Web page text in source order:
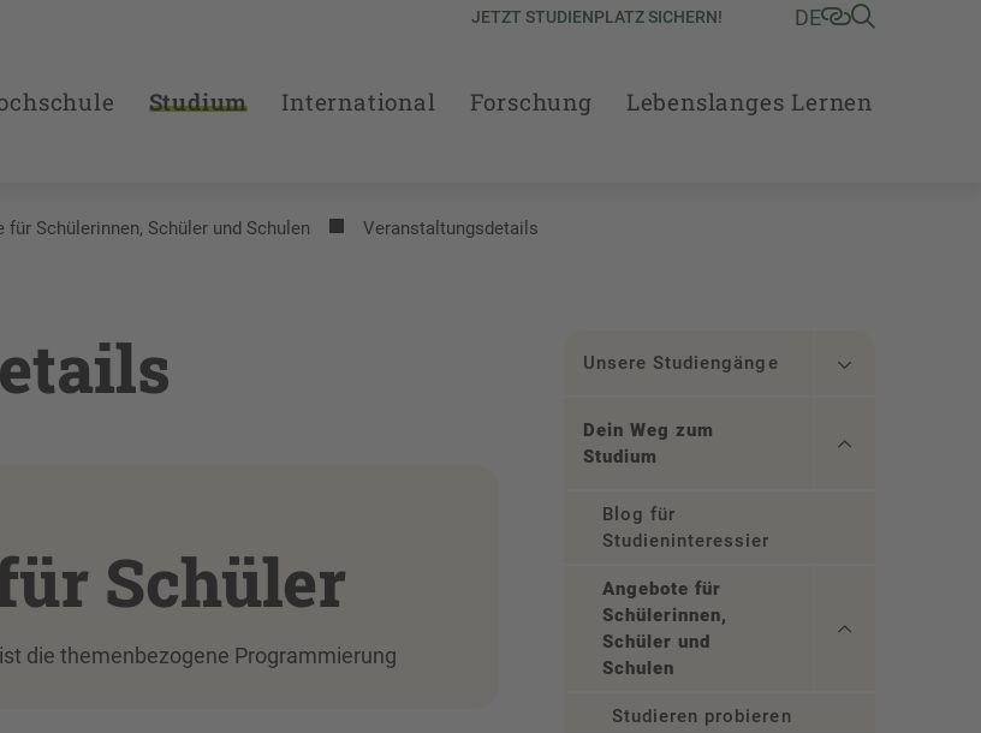
JETZT STUDIENPLATZ SICHERN! DE
Studium International Forschung Lebenslanges Lernen
für Schülerinnen, Schüler und Schulen Veranstaltungsdetails
Schüler
die themenbezogene Programmierung
Unsere Studiengänge
Dein Weg zum
Studium
Blog für
Studieninteressierte
Angebote für
Schülerinnen,
Schüler und
Schulen
Studieren probieren